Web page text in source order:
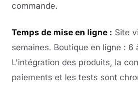
commande.
Temps de mise en ligne : Site
semaines. Boutique en ligne : 6
L'intégration des produits, la
paiements et les tests sont